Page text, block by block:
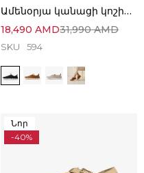
Ամենօրյա կանացի կոշիկներ՝ հիանալի ընտրություն
31,990AMD
18,490 AMD
SKU 594
Նոր
-40%